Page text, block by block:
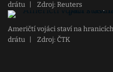
drátu
Zdroj: Reuters
Američtí vojáci staví na
drátu
Zdroj: ČTK